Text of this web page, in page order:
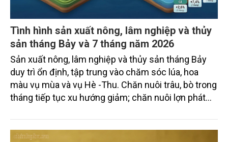
Tình hình sản xuất nông, lâm nghiệp và thủy
sản tháng Bảy và 7 tháng năm 2026
Sản xuất nông, lâm nghiệp và thủy sản tháng Bảy
duy trì ổn định, tập trung vào chăm sóc lúa, hoa
màu vụ mùa và vụ Hè -Thu. Chăn nuôi trâu, bò trong
tháng tiếp tục xu hướng giảm; chăn nuôi lợn phát
trưởng khá. Diện tích rừng trồng mới và sản lượng
thủy sản đều tăng nhẹ.